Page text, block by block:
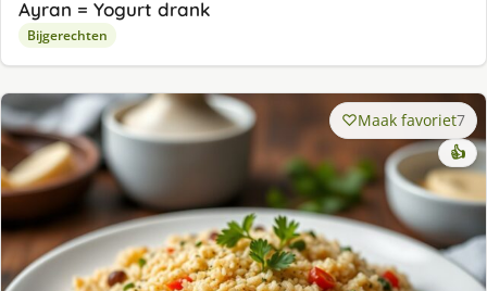
Ayran = Yogurt drank
Bijgerechten
Maak favoriet7
👍